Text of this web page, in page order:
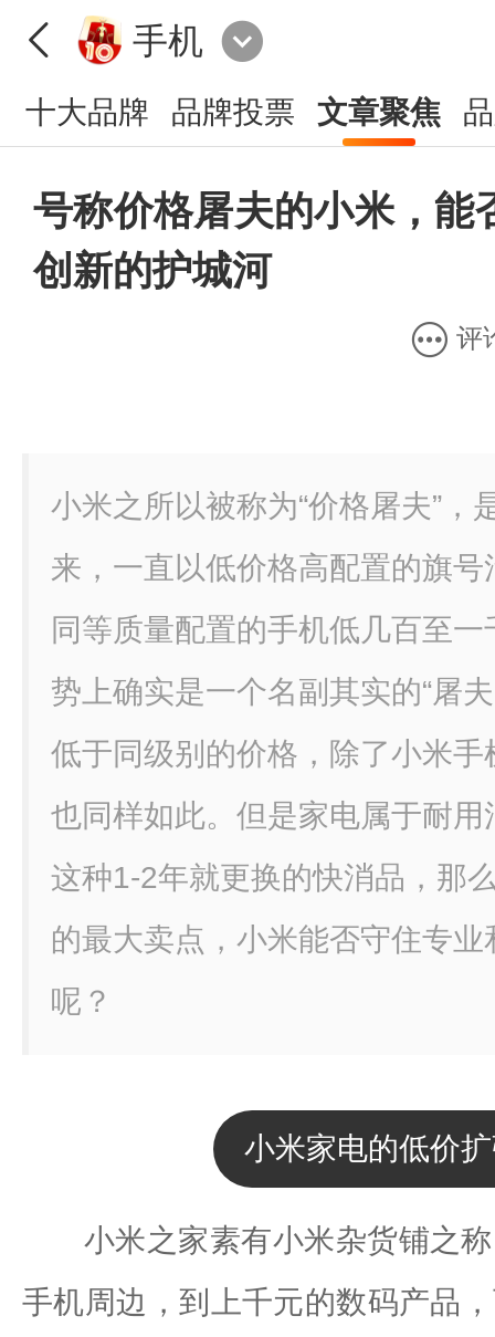
手机
十大品牌 品牌投票 文章聚焦
号称价格屠夫的小米，能
创新的护城河
评
小米之所以被称为“价格屠夫”，
来，一直以低价格高配置的旗
同等质量配置的手机低几百至
势上确实是一个名副其实的“屠夫
低于同级别的价格，除了小米
也同样如此。但是家电属于耐
这种1-2年就更换的快消品，那
的最大卖点，小米能否守住专
呢？
小米家电的低价
小米之家素有小米杂货铺之
手机周边，到上千元的数码产品